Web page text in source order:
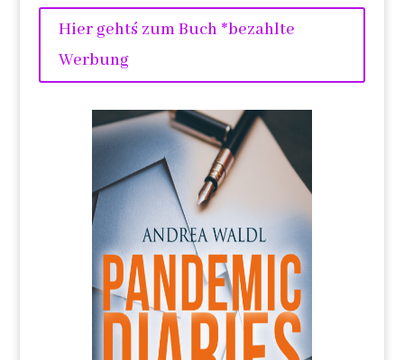
Hier geht´s zum Buch *bezahlte
Werbung